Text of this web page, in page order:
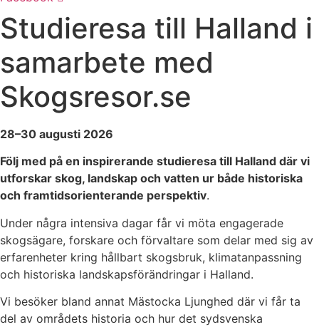
Studieresa till Halland i
samarbete med
Skogsresor.se
28–30 augusti 2026
Följ med på en inspirerande studieresa till Halland där vi
utforskar skog, landskap och vatten ur både historiska
och framtidsorienterande perspektiv.
Under några intensiva dagar får vi möta engagerade
skogsägare, forskare och förvaltare som delar med sig av
erfarenheter kring hållbart skogsbruk, klimatanpassning
och historiska landskapsförändringar i Halland.
Vi besöker bland annat Mästocka Ljunghed där vi får ta
del av områdets historia och hur det sydsvenska